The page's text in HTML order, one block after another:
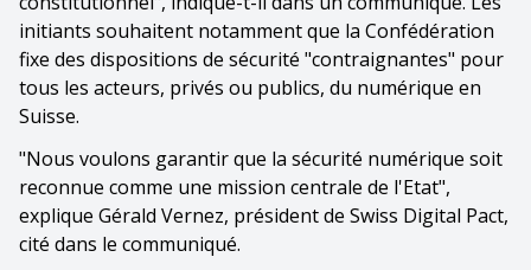
initiants souhaitent notamment que la Confédération
fixe des dispositions de sécurité "contraignantes" pour
tous les acteurs, privés ou publics, du numérique en
Suisse.
"Nous voulons garantir que la sécurité numérique soit
reconnue comme une mission centrale de l'Etat",
explique Gérald Vernez, président de Swiss Digital Pact,
cité dans le communiqué.